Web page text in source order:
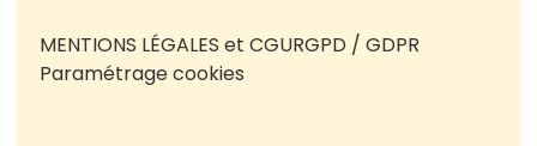
MENTIONS LÉGALES et CGURGPD / GDPR
Paramétrage cookies